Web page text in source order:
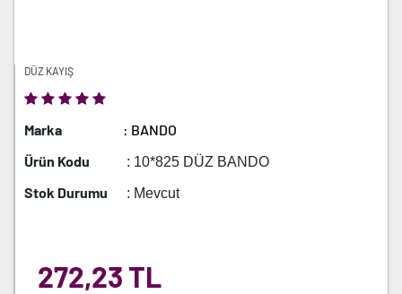
DÜZ KAYIŞ
Marka
: BANDO
Ürün Kodu
: 10*825 DÜZ BANDO
Stok Durumu : Mevcut
272,23 TL